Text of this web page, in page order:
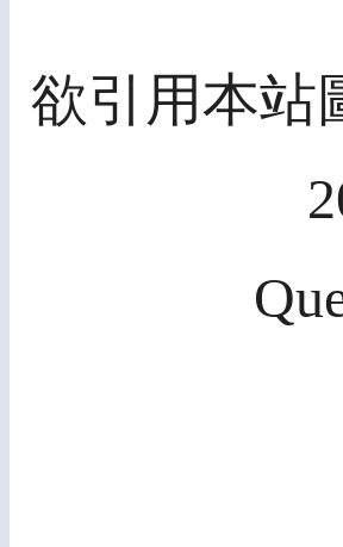
欲引用本站